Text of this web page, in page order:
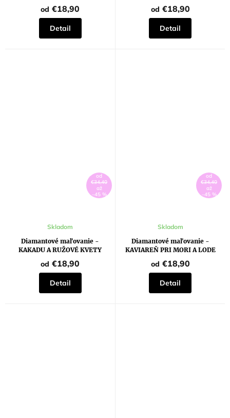
od €18,90
Detail
OBDOBIA
od €18,90
Detail
od
€34,40
až
–45 %
Diamantové maľovanie -
KAKADU A RUŽOVÉ KVETY
Skladom
od €18,90
Detail
od
€34,40
až
–45 %
Diamantové maľovanie -
KAVIAREŇ PRI MORI A LODE
Skladom
od €18,90
Detail